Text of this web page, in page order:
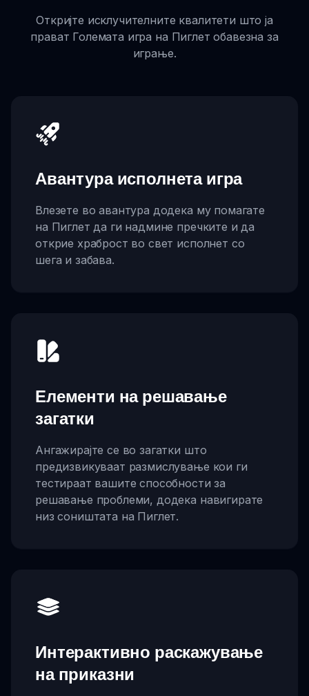
Откријте исклучителните квалитети што ја
прават Големата игра на Пиглет обавезна за
играње.
Авантура исполнета игра
Влезете во авантура додека му помагате
на Пиглет да ги надмине пречките и да
открие храброст во свет исполнет со
шега и забава.
Елементи на решавање
загатки
Ангажирајте се во загатки што
предизвикуваат размислување кои ги
тестираат вашите способности за
решавање проблеми, додека навигирате
низ соништата на Пиглет.
Интерактивно раскажување
на приказни